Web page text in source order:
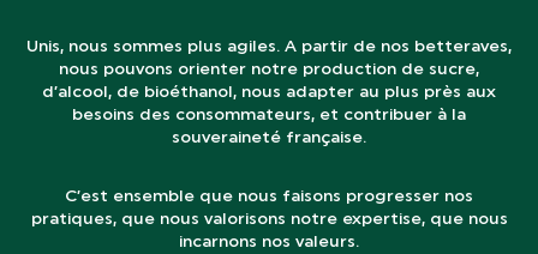
Unis, nous sommes plus agiles. A partir de nos betteraves,
nous pouvons orienter notre production de sucre,
d’alcool, de bioéthanol, nous adapter au plus près aux
besoins des consommateurs, et contribuer à la
souveraineté française.
C’est ensemble que nous faisons progresser nos
pratiques, que nous valorisons notre expertise, que nous
incarnons nos valeurs.